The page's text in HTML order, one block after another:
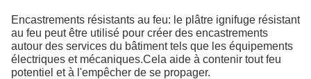
Encastrements résistants au feu: le plâtre ignifuge résistant
au feu peut être utilisé pour créer des encastrements
autour des services du bâtiment tels que les équipements
électriques et mécaniques.Cela aide à contenir tout feu
potentiel et à l'empêcher de se propager.